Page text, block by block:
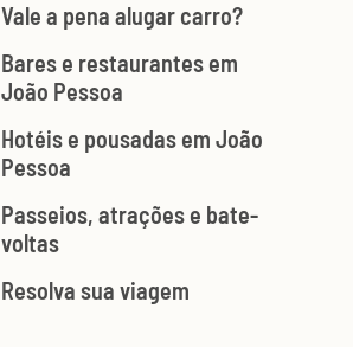
Vale a pena alugar carro?
Bares e restaurantes em
João Pessoa
Hotéis e pousadas em João
Pessoa
Passeios, atrações e bate-
voltas
Resolva sua viagem